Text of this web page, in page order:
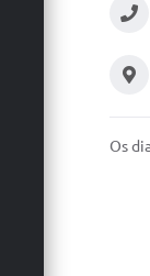
Os